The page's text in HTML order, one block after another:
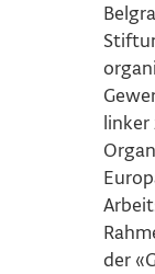
linker
der